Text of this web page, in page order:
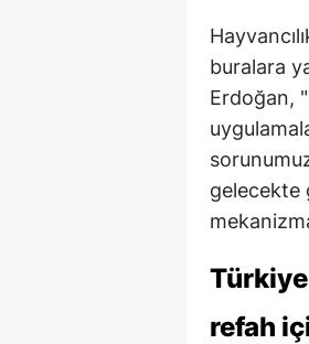
buralara
Erdoğan,
gelecekte
refah